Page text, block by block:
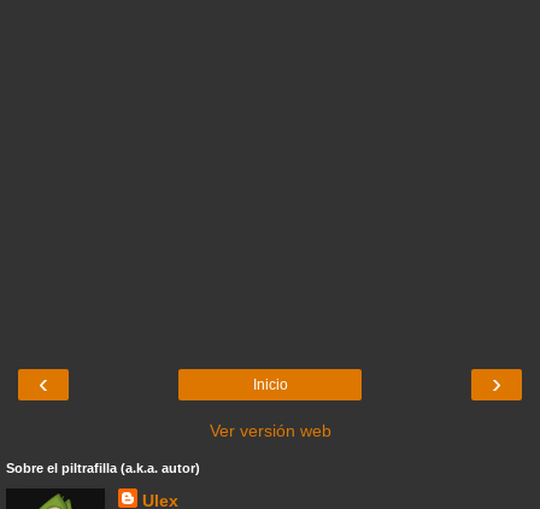
‹ ›
Inicio
Ver versión web
Sobre el piltrafilla (a.k.a. autor)
Ulex